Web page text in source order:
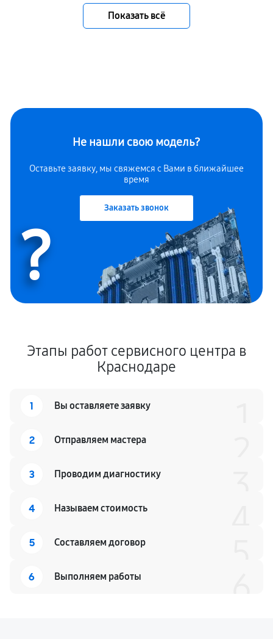
Показать всё
Не нашли свою модель?
Оставьте заявку, мы свяжемся с Вами в ближайшее
время
Заказать звонок
?
Этапы работ сервисного центра в
Краснодаре
1 Вы оставляете заявку
2 Отправляем мастера
3 Проводим диагностику
4 Называем стоимость
5 Составляем договор
6 Выполняем работы